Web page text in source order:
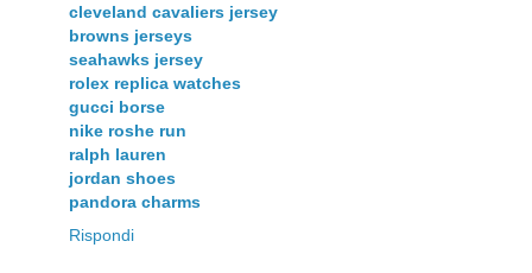
cleveland cavaliers jersey
browns jerseys
seahawks jersey
rolex replica watches
gucci borse
nike roshe run
ralph lauren
jordan shoes
pandora charms
Rispondi